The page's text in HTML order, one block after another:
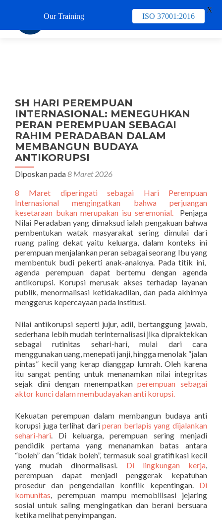
SH HARI PEREMPUAN
INTERNASIONAL: MENEGUHKAN
PERAN PEREMPUAN SEBAGAI
RAHIM PERADABAN DALAM
MEMBANGUN BUDAYA
ANTIKORUPSI
Diposkan pada8 Maret 2026
8 Maret diperingati sebagai Hari Perempuan
Internasional mengingatkan bahwa perjuangan
kesetaraan bukan merupakan isu seremonial.
Penjaga
Nilai Peradaban yang dimaksud ialah pengakuan bahwa
pembentukan watak masyarakat sering dimulai dari
ruang paling dekat yaitu keluarga, dalam konteks ini
perempuan menjalankan peran sebagai seorang Ibu yang
membentuk budi pekerti anak-anaknya. Pada titik ini,
agenda perempuan dapat bertemu dengan agenda
antikorupsi. Korupsi merusak akses terhadap layanan
publik, menormalisasi ketidakadilan, dan pada akhirnya
menggerus kepercayaan pada institusi.
Nilai antikorupsi seperti jujur, adil, bertanggung jawab,
sederhana lebih mudah terinternalisasi jika dipraktekkan
sebagai rutinitas sehari-hari, mulai dari cara
menggunakan uang, menepati janji, hingga menolak “jalan
pintas” kecil yang kerap dianggap lumrah. Oleh karena
itu sangat penting untuk menanamkan nilai integritas
sejak dini dengan menempatkanperempuan sebagai
aktor kunci dalam membudayakan anti korupsi.
Kekuatan perempuan dalam membangun budaya anti
korupsi juga terlihat dariperan berlapis yang dijalankan
sehari-hari. Di keluarga, perempuan sering menjadi
pendidik pertama yang menanamkan batas antara
“boleh” dan “tidak boleh”, termasuk soal gratifikasi kecil
yang mudah dinormalisasi. Di lingkungan kerja,
perempuan dapat menjadi penggerak kepatuhan
prosedur dan pengendalian konflik kepentingan. Di
komunitas, perempuan mampu memobilisasi jejaring
sosial untuk saling mengingatkan dan berani bersuara
ketika melihat penyimpangan.
Our Training ISO 37001:2016
X